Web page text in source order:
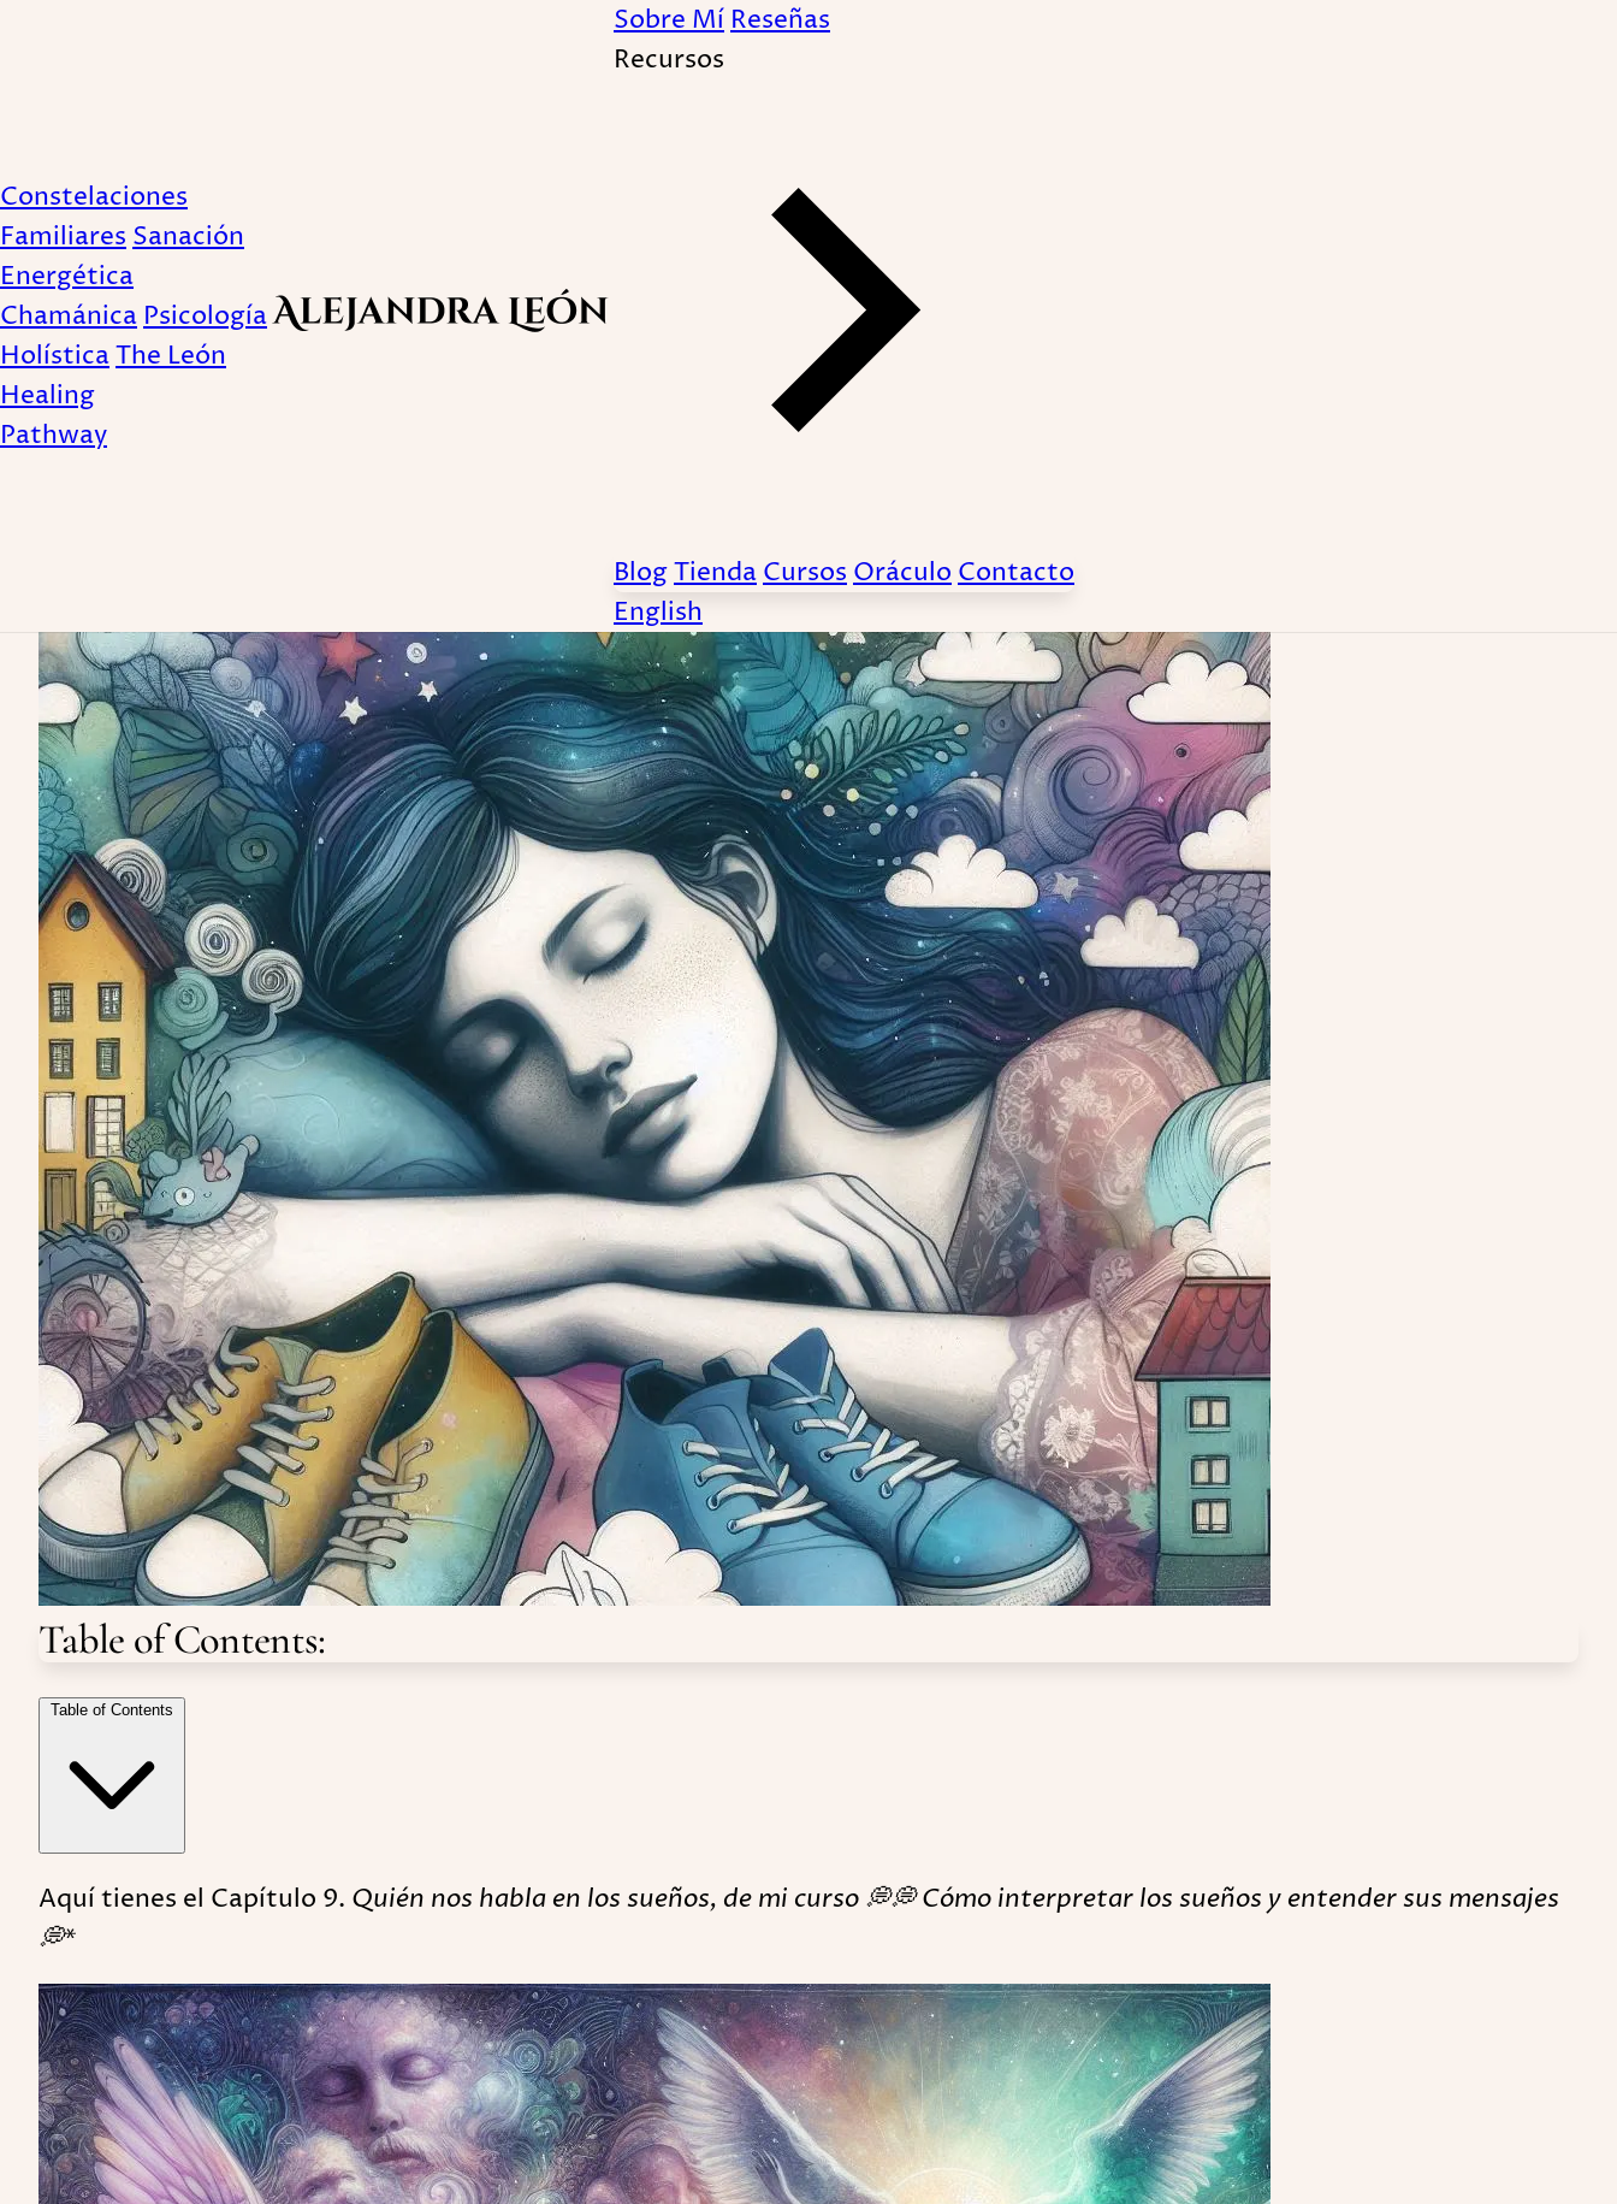
Constelaciones
Familiares Sanación
Energética
Chamánica Psicología
HolísticaThe León
Healing
Pathway
Sobre Mí Reseñas
Recursos
BlogTienda Cursos Oráculo Contacto
English
¿Quién nos habla en los sueños? | Mensajes del universo a través de
tus sueños | Interpreta y entiende sus mensajes
Publicado February 13, 2023
Table of Contents:
Table of Contents
Aquí tienes el Capítulo 9. Quién nos habla en los sueños, de mi curso 💭💭 Cómo interpretar los sueños y entender sus mensajes
💭*